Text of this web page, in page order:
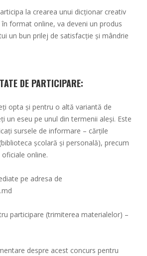
la crearea unui dicționar creativ
format online, va deveni un produs
un bun prilej de satisfacție și mândrie
DE PARTICIPARE:
opta și pentru o altă variantă de
un eseu pe unul din termenii aleși. Este
sursele de informare – cărțile
școlară și personală), precum
online.
pe adresa de
participare (trimiterea materialelor) –
despre acest concurs pentru